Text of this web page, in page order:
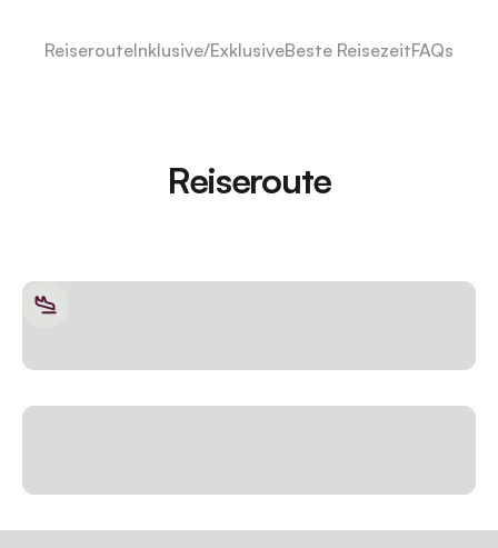
ReiserouteInklusive/ExklusiveBeste ReisezeitFAQs
Reiseroute